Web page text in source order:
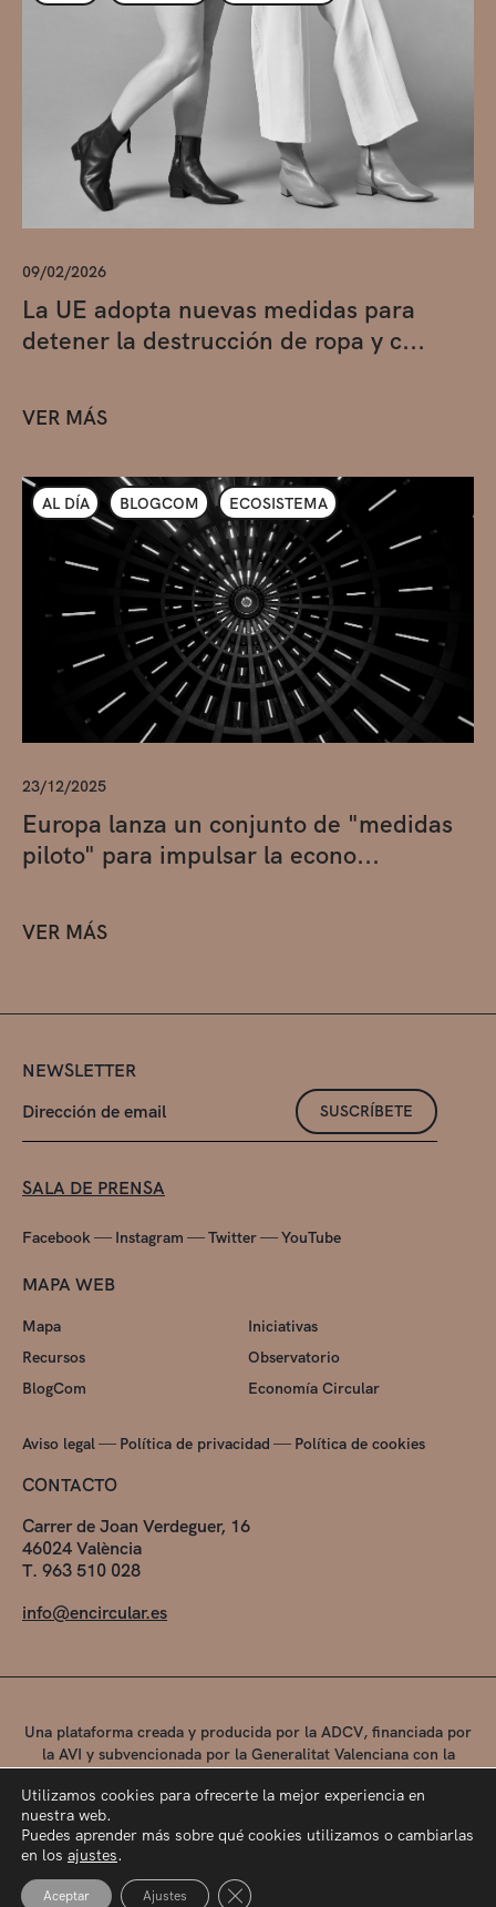
09/02/2026
La UE adopta nuevas medidas para
detener la destrucción de ropa y c...
VER MÁS
AL DÍA BLOGCOM ECOSISTEMA
23/12/2025
Europa lanza un conjunto de "medidas
piloto" para impulsar la econo...
VER MÁS
NEWSLETTER
SUSCRÍBETE
SALA DE PRENSA
Facebook— Instagram —Twitter—YouTube
MAPA WEB
Mapa
Iniciativas
Recursos
Observatorio
BlogCom
Economía Circular
Aviso legal— Política de privacidad — Política de cookies
CONTACTO
Carrer de Joan Verdeguer, 16
46024 València
T. 963 510 028
info@encircular.es
Una plataforma creada y producida por la ADCV, financiada por
la AVI y subvencionada por la Generalitat Valenciana con la
Empleo.
Utilizamos cookies para ofrecerte la mejor experiencia en
nuestra web.
Puedes aprender más sobre qué cookies utilizamos o cambiarlas
en los ajustes.
Aceptar Ajustes Cerrar el banner de cookies RGPD